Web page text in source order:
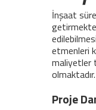
İnşaat
etmenleri
maliyetler
olmaktadır.
Proje